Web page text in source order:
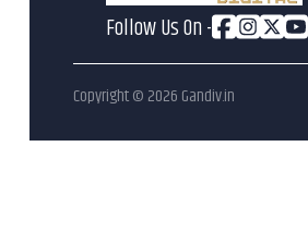
Follow Us On -
Copyright © 2026 Gandiv.in